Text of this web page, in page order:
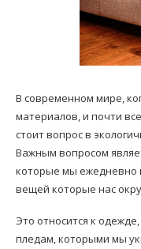
В современном мире,
материалов, и почти
стоит вопрос в
Важным вопросом
которые мы ежедневно
вещей которые нас
Это относится к
пледам, которыми мы